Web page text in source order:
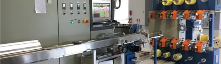
CONFIDENTIALITÉ